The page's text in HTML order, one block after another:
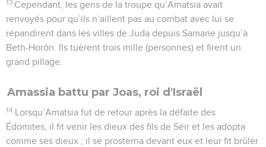
13 Cependant, les gens de la troupe qu’Amatsia avait
renvoyés pour qu’ils n’aillent pas au combat avec lui se
répandirent dans les villes de Juda depuis Samarie jusqu’à
Beth-Horôn. Ils tuèrent trois mille (personnes) et firent un
grand pillage.
Amassia battu par Joas, roi d'Israël
14 Lorsqu’Amatsia fut de retour après la défaite des
Édomites, il fit venir les dieux des fils de Séir et les adopta
comme ses dieux ; il se prosterna devant eux et leur fit brûler